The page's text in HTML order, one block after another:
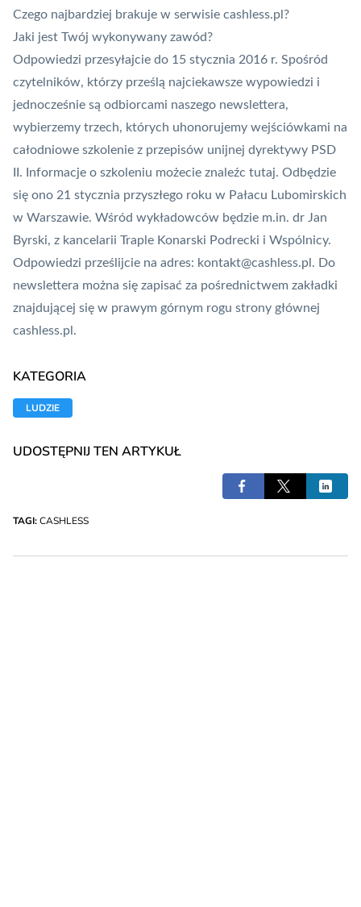
Czego najbardziej brakuje w serwisie cashless.pl?
Jaki jest Twój wykonywany zawód?
Odpowiedzi przesyłajcie do 15 stycznia 2016 r. Spośród
czytelników, którzy prześlą najciekawsze wypowiedzi i
jednocześnie są odbiorcami naszego newslettera,
wybierzemy trzech, których uhonorujemy wejściówkami na
całodniowe szkolenie z przepisów unijnej dyrektywy PSD
. Informacje o szkoleniu możecie znaleźc tutaj. Odbędzie
się ono 21 stycznia przyszłego roku w Pałacu Lubomirskich
w Warszawie. Wśród wykładowców będzie m.in. dr Jan
Byrski, z kancelarii Traple Konarski Podrecki i Wspólnicy.
Odpowiedzi prześlijcie na adres: kontakt@cashless.pl . Do
newslettera można się zapisać za pośrednictwem zakładki
znajdującej się w prawym górnym rogu strony głównej
cashless.pl.
KATEGORIA
LUDZIE
UDOSTĘPNIJ TEN ARTYKUŁ
TAGI:CASHLESS